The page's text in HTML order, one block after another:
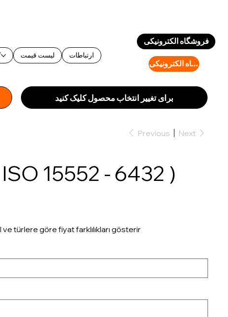
لیست قیمت ارتباطات
فروشگاه الکترونیکی
فروشگاه الکترونیکی
برای تغییر انتخاب محصول کلیک کنید
Previous Next
15552 - 6432 )
türlere göre fiyat farklılıkları gösterir